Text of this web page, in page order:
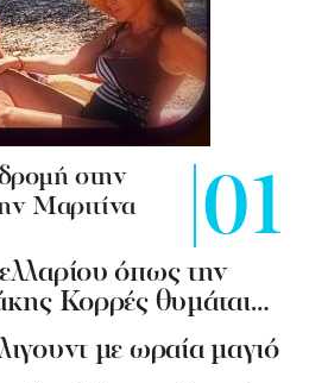
στην
Μαριτίνα
όπως την
Κορρές θυμάται…
με ωραία μαγιό